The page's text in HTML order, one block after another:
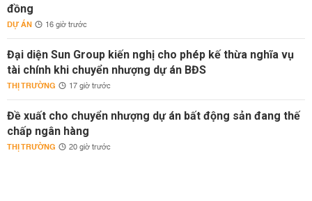
đồng
DỰ ÁN 16 giờ trước
Đại diện Sun Group kiến nghị cho phép kế thừa nghĩa vụ
tài chính khi chuyển nhượng dự án BĐS
THỊ TRƯỜNG 17 giờ trước
Đề xuất cho chuyển nhượng dự án bất động sản đang thế
chấp ngân hàng
THỊ TRƯỜNG 20 giờ trước